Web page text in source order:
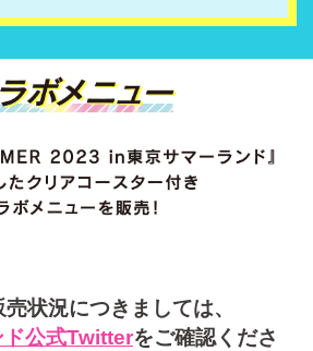
状況につきましては、
ド公式Twitterをご確認くださ